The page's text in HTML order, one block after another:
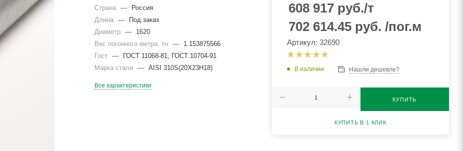
Страна —
Россия
Длина
—
Под заказ
Диаметр
—
1620
Вес погонного метра. тн
—
1.153875566
Гост
—
ГОСТ 11068-81, ГОСТ 10704-91
Марка стали
— AISI 310S(20Х23Н18)
Все характеристики
608 917руб./т
702 614.45 руб. /пог.м
Артикул: 32690
В наличии Нашли дешевле?
КУПИТЬ
КУПИТЬ В 1 КЛИК